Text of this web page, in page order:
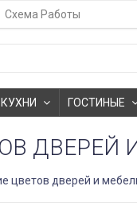
Схема Работы
КУХНИ ГОСТИНЫЕ
ДВЕРЕЙ
цветов дверей и